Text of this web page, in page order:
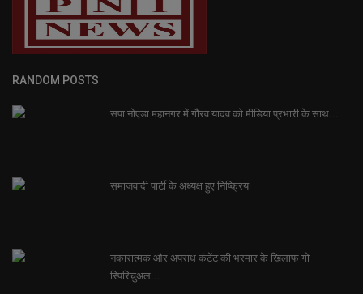
RANDOM POSTS
सपा नोएडा महानगर में गौरव यादव को मीडिया प्रभारी के साथ...
समाजवादी पार्टी के अध्यक्ष हुए निष्क्रिय
नकारात्मक और अपराध कंटेंट की भरमार के खिलाफ गो
स्पिरिचुअल...